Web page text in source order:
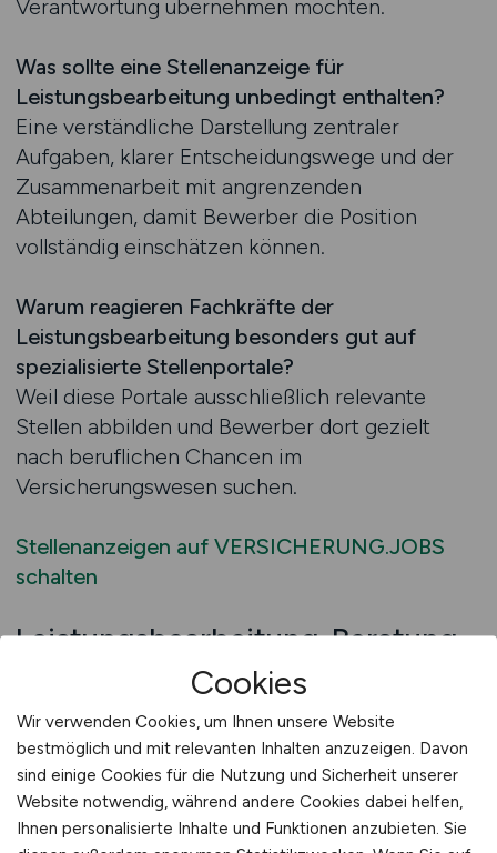
Verantwortung übernehmen möchten.
Was sollte eine Stellenanzeige für
Leistungsbearbeitung unbedingt enthalten?
Eine verständliche Darstellung zentraler
Aufgaben, klarer Entscheidungswege und der
Zusammenarbeit mit angrenzenden
Abteilungen, damit Bewerber die Position
vollständig einschätzen können.
Warum reagieren Fachkräfte der
Leistungsbearbeitung besonders gut auf
spezialisierte Stellenportale?
Weil diese Portale ausschließlich relevante
Stellen abbilden und Bewerber dort gezielt
nach beruflichen Chancen im
Versicherungswesen suchen.
Stellenanzeigen auf VERSICHERUNG.JOBS
schalten
Leistungsbearbeitung-Beratung
über VERSICHERUNG.JOBS
erhalten
Eine professionelle Beratung kann
Versicherungsunternehmen erheblich dabei
unterstützen, den Bereich Leistungsbearbeitung
Cookies
Wir verwenden Cookies, um Ihnen unsere Website
bestmöglich und mit relevanten Inhalten anzuzeigen. Davon
sind einige Cookies für die Nutzung und Sicherheit unserer
Website notwendig, während andere Cookies dabei helfen,
Ihnen personalisierte Inhalte und Funktionen anzubieten. Sie